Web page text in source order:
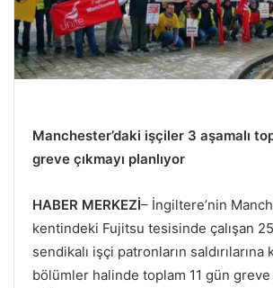
Manchester’daki işçiler 3 aşamalı
greve çıkmayı planlıyor
HABER MERKEZİ– İngiltere’nin
kentindeki Fujitsu tesisinde çalışan
sendikalı işçi patronların saldırılarına
bölümler halinde toplam 11 gün greve